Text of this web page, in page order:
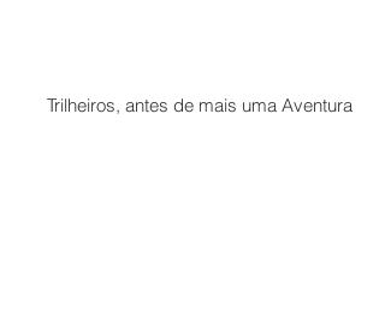
   Trilheiros, antes de mais uma Aventura